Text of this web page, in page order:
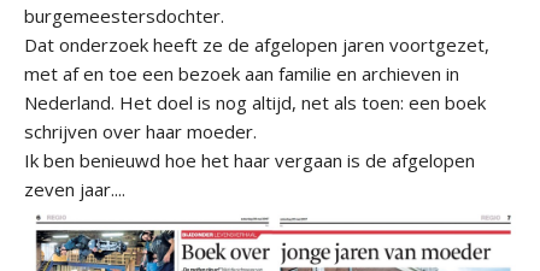
burgemeestersdochter.
Dat onderzoek heeft ze de afgelopen jaren voortgezet,
met af en toe een bezoek aan familie en archieven in
Nederland. Het doel is nog altijd, net als toen: een boek
schrijven over haar moeder.
Ik ben benieuwd hoe het haar vergaan is de afgelopen
zeven jaar....